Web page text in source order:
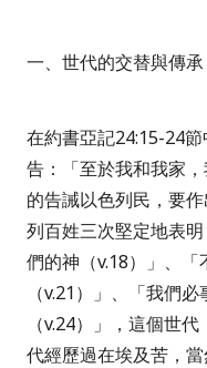
一、世代的交替與傳
在約書亞記24:15-24節
告：
「至於我和我家
的告誡以色列民，要
列百姓三次堅定地表明
們的神（v.18）」 、
（v.21）」、「我們
（v.24）」
，這個世
代經歷過在埃及苦，